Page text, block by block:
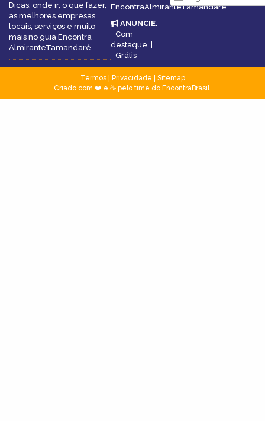
Dicas, onde ir, o que fazer,
as melhores empresas,
locais, serviços e muito
mais no guia Encontra
AlmiranteTamandaré.
EncontraAlmiranteTamandaré
ANUNCIE:
Com
destaque |
Grátis
Termos| Privacidade
Sitemap
Criado com ❤️ e ☕ pelo time do EncontraBrasil